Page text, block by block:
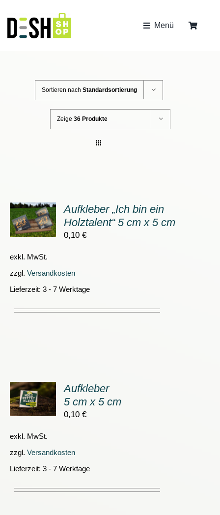
Inhalt
springen
Menü
Sortieren nach Standardsortierung
Zeige 36 Produkte
Aufkleber „Ich bin ein
Holztalent“ 5 cm x 5 cm
0,10€
exkl. MwSt.
zzgl. Versandkosten
Lieferzeit: 3 - 7 Werktage
Aufkleber
5 cm x 5 cm
0,10€
exkl. MwSt.
zzgl. Versandkosten
Lieferzeit: 3 - 7 Werktage